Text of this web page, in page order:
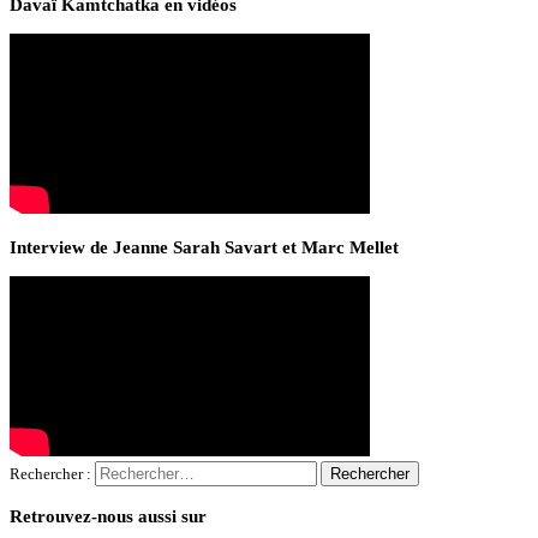
Interview de Jeanne Sarah Savart et Marc Mellet
Rechercher :
Retrouvez-nous aussi sur